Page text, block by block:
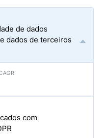
de dados
dados de terceiros
com